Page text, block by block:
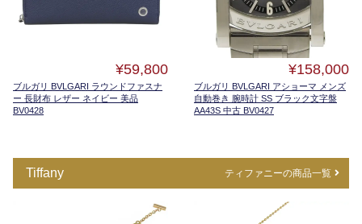
¥59,800
ブルガリ BVLGARI ラウンドファスナ
ー 長財布 レザー ネイビー 美品
BV0428
¥158,000
ブルガリ BVLGARI アショーマ メンズ
自動巻き 腕時計 SS ブラック文字盤
AA43S 中古 BV0427
Tiffany ティファニーの商品一覧